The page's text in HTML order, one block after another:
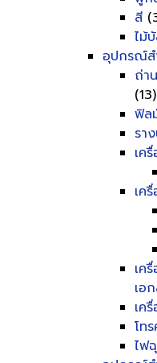
สี
ไม้
อุปกรณ์ส
ถ่า
(13)
ฟิล
รา
เค
เค
เค
เอ
เค
โท
ไฟ